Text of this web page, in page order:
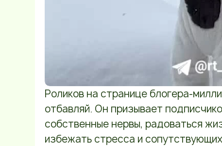
Роликов на странице блогера-
отбавляй. Он призывает
собственные нервы, радоваться
избежать стресса и